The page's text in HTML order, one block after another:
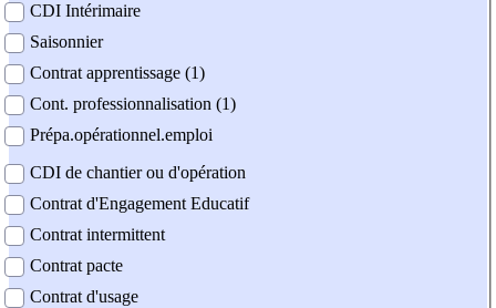
CDI Intérimaire
Saisonnier
Contrat apprentissage (1)
Cont. professionnalisation (1)
Prépa.opérationnel.emploi
CDI de chantier ou d'opération
Contrat d'Engagement Educatif
Contrat intermittent
Contrat pacte
Contrat d'usage